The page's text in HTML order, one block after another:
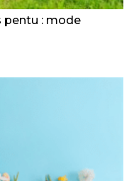
pentu : mode